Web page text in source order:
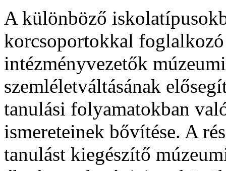
A különböző
korcsoportokkal
intézményvezetők
szemléletváltásának
tanulási folyamatokban
ismereteinek bővítése. A
tanulást kiegészítő